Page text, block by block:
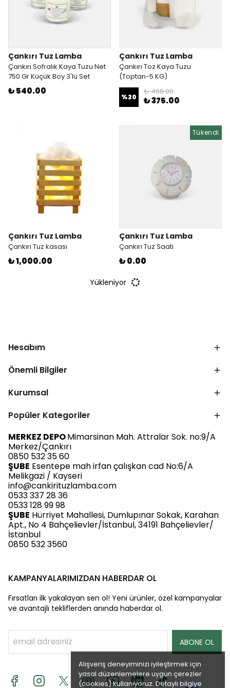
Alışveriş deneyiminizi iyileştirmek için
yasal düzenlemelere uygun çerezler
(cookies) kullanıyoruz. Detaylı bilgiye
Çankırı Tuz Lamba
Çankırı Sofralık Kaya Tuzu Net
750 Gr Küçük Boy 3'lü Set
₺ 540.00
Çankırı Tuz Lamba
Çankırı Toz Kaya Tuzu
(Toptan-5 KG)
%20
₺ 468.00
₺ 375.00
Çankırı Tuz Lamba
Çankırı Tuz kasası
₺ 1,000.00
Tükendi
Çankırı Tuz Lamba
Çankırı Tuz Saati
₺ 0.00
Yükleniyor
Hesabım
Önemli Bilgiler
Kurumsal
Popüler Kategoriler
MERKEZ DEPOMimarsinan Mah. Attralar Sok. no:9/A
Merkez/Çankırı
0850 532 35 60
ŞUBE Esentepe mah irfan çalışkan cad No:6/A
Melikgazi / Kayseri
info@cankirituzlamba.com
0533 337 28 36
0533 128 99 98
ŞUBE Hürriyet Mahallesi, Dumlupınar Sokak, Karahan
Apt., No 4 Bahçelievler/İstanbul, 34191 Bahçelievler/
İstanbul
0850 532 3560
KAMPANYALARIMIZDAN HABERDAR OL
Fırsatları ilk yakalayan sen ol! Yeni ürünler, özel kampanyalar
ve avantajlı tekliflerden anında haberdar ol.
ABONE OL